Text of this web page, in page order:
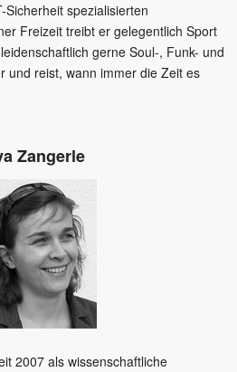
spezialisierten
Freizeit treibt er gelegentlich Sport
gerne Soul-, Funk- und
und reist, wann immer die Zeit es
Zangerle
2007 als wissenschaftliche